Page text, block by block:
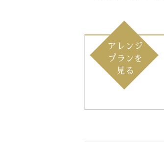
アレンジ
プランを
見る